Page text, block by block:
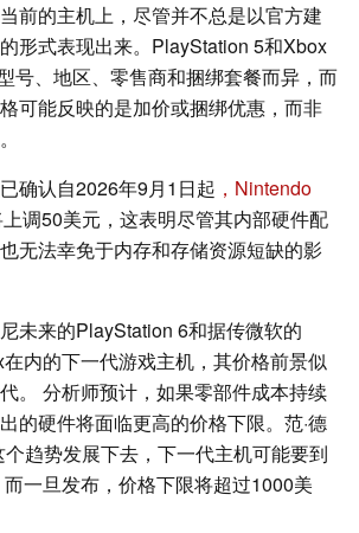
前的主机上，尽管并不总是以官方建
形式表现出来。PlayStation 5和Xbox
号、地区、零售商和捆绑套餐而异，而
可能反映的是加价或捆绑优惠，而非
确认自2026年9月1日起 ，Nintendo
调50美元，这表明尽管其内部硬件配
无法幸免于内存和存储资源短缺的影
未来的PlayStation 6和据传微软的
内的下一代游戏主机，其价格前景似
。 分析师预计，如果零部件成本持续
的硬件将面临更高的价格下限。范·德
个趋势发展下去，下一代主机可能要到
一旦发布，价格下限将超过1000美